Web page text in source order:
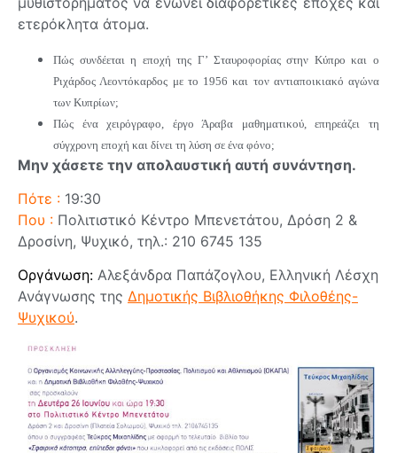
ετερόκλητα άτομα.
Πώς συνδέεται η εποχή της Γ’ Σταυροφορίας στην Κύπρο και ο
Ριχάρδος Λεοντόκαρδος με το 1956 και τον αντιαποικιακό αγώνα
των Κυπρίων;
Πώς ένα χειρόγραφο, έργο Άραβα μαθηματικού, επηρεάζει τη
σύγχρονη εποχή και δίνει τη λύση σε ένα φόνο;
Μην χάσετε την απολαυστική αυτή συνάντηση.
Πότε : 19:30
Που : Πολιτιστικό Κέντρο Μπενετάτου, Δρόση 2 &
Δροσίνη, Ψυχικό, τηλ.: 210 6745 135
Οργάνωση: Αλεξάνδρα Παπάζογλου, Ελληνική Λέσχη
Ανάγνωσης της Δημοτικής Βιβλιοθήκης Φιλοθέης-
Ψυχικού.